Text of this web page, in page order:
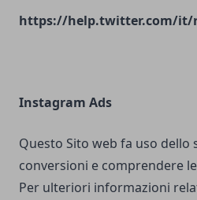
https://help.twitter.com/it/
Instagram Ads
Questo Sito web fa uso
conversioni e comprendere
Per ulteriori informazioni